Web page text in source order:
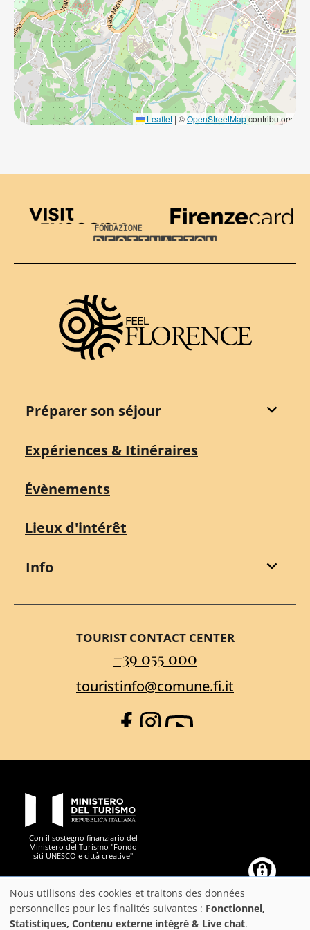
Leaflet | ©OpenStreetMapcontributors
Visit Tuscany
Firenze Card
Destination Florence
Préparer son séjour
Expériences & Itinéraires
Évènements
Lieux d'intérêt
Info
TOURIST CONTACT CENTER
+39 055 000
touristinfo@comune.fi.it
Facebook
Instagram
YouTube
Con il sostegno finanziario del
Ministero del Turismo "Fondo
siti UNESCO e città creative"
Città Metropolitana
Utilisation
Nous utilisons des cookies et traitons des données
personnelles pour les finalités suivantes : Fonctionnel,
Statistiques, Contenu externe intégré & Live chat.